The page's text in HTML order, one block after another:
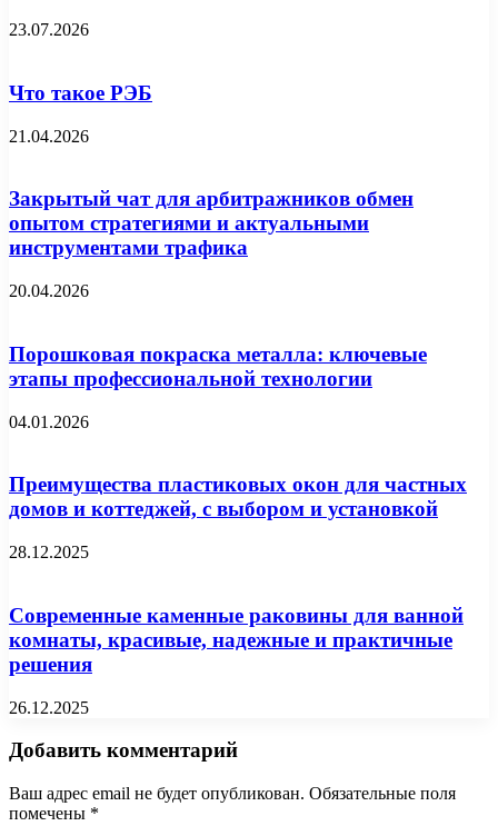
23.07.2026
Что такое РЭБ
21.04.2026
Закрытый чат для арбитражников обмен
опытом стратегиями и актуальными
инструментами трафика
20.04.2026
Порошковая покраска металла: ключевые
этапы профессиональной технологии
04.01.2026
Преимущества пластиковых окон для частных
домов и коттеджей, с выбором и установкой
28.12.2025
Современные каменные раковины для ванной
комнаты, красивые, надежные и практичные
решения
26.12.2025
Добавить комментарий
Ваш адрес email не будет опубликован. Обязательные поля
помечены *